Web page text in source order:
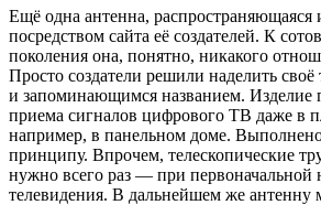
Ещё одна антенна, распространяющаяся
посредством сайта её создателей. К
поколения она, понятно, никакого
Просто создатели решили наделить
и запоминающимся названием. Изделие
приема сигналов цифрового ТВ даже в
например, в панельном доме.
принципу. Впрочем, телескопические
нужно всего раз — при первоначальной
телевидения. В дальнейшем же антенну